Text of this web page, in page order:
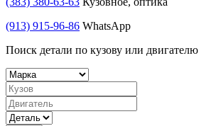
(913) 915-96-86 WhatsApp
Поиск детали по кузову или двигателю